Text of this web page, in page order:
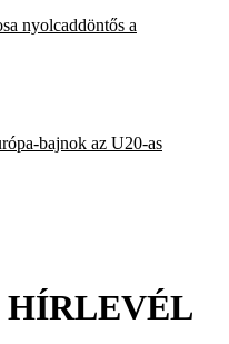
nyolcaddöntős a
bajnok az U20-as
HÍRLEVÉL